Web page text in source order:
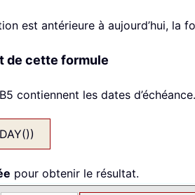
est antérieure à aujourd’hui,
de cette formule
contiennent les dates
pour obtenir le résultat.